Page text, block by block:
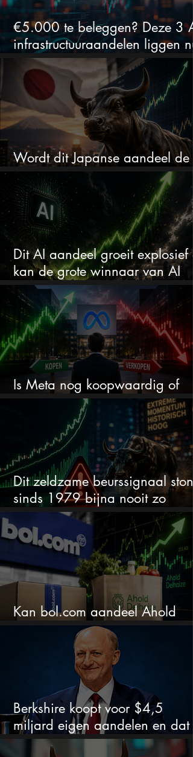
€5.000 te beleggen? Deze 3
infrastructuuraandelen liggen nu
in de uitverkoop
Wordt dit Japanse aandeel de
comeback kid van 2026?
Dit AI aandeel groeit explosief
kan de grote winnaar van AI
worden
Is Meta nog koopwaardig of
wordt het tijd om te verkopen?
Dit zeldzame beurssignaal stond
sinds 1979 bijna nooit zo
extreem
Kan bol.com aandeel Ahold
nieuw leven inblazen?
Berkshire koopt voor $4,5
miljard eigen aandelen en dat
zegt veel over de waardering